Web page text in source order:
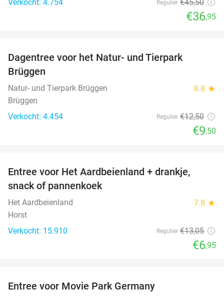
Verkocht: 4.754 Regulier €45,50
€36,95
Dagentree voor het Natur- und Tierpark
Brüggen
Natur- und Tierpark Brüggen 8.8 star
Brüggen
Verkocht: 4.454
Regulier €12,50
€9,50
Entree voor Het Aardbeienland + drankje,
snack of pannenkoek
Het Aardbeienland 7.8 star
Horst
Verkocht: 15.910
Regulier €13,05
€6,95
Entree voor Movie Park Germany